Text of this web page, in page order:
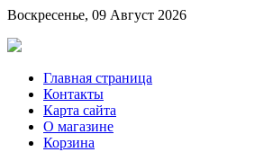
Воскресенье, 09 Август 2026
Главная страница
Контакты
Карта сайта
О магазине
Корзина